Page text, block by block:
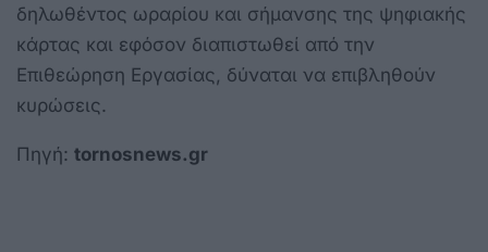
δηλωθέντος ωραρίου και σήμανσης της ψηφιακής
κάρτας και εφόσον διαπιστωθεί από την
Επιθεώρηση Εργασίας, δύναται να επιβληθούν
κυρώσεις.
Πηγή: tornosnews.gr